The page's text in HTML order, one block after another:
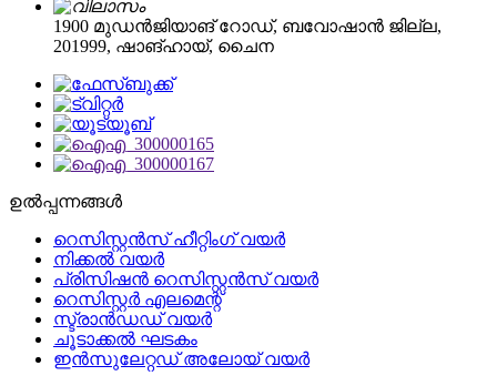
1900 മുഡൻജിയാങ് റോഡ്, ബവോഷാൻ ജില്ല,
201999, ഷാങ്ഹായ്, ചൈന
ഉൽപ്പന്നങ്ങൾ
റെസിസ്റ്റൻസ് ഹീറ്റിംഗ് വയർ
നിക്കൽ വയർ
പ്രിസിഷൻ റെസിസ്റ്റൻസ് വയർ
റെസിസ്റ്റർ എലമെന്റ്
സ്ട്രാൻഡഡ് വയർ
ചൂടാക്കൽ ഘടകം
ഇൻസുലേറ്റഡ് അലോയ് വയർ